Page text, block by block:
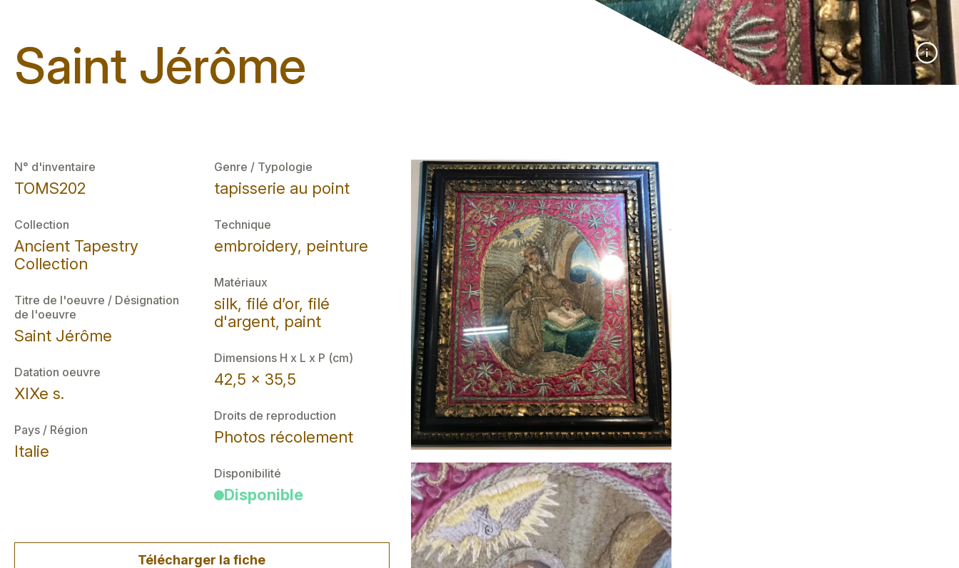
Saint Jérôme
N° d'inventaire
TOMS202
Collection
Ancient Tapestry
Collection
Titre de l'oeuvre / Désignation
de l'oeuvre
Saint Jérôme
Datation oeuvre
XIXe s.
Pays / Région
Italie
Genre / Typologie
tapisserie au point
Technique
embroidery, peinture
Matériaux
silk, filé d’or, filé
d'argent, paint
Dimensions H x L x P (cm)
42,5 x 35,5
Droits de reproduction
Photos récolement
Disponibilité
Disponible
Télécharger la fiche